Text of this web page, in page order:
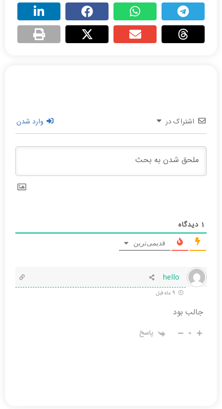
اشتراک در وارد شدن
دیدگاه
قدیمی‌ترین
hello
9 ماه قبل
جالب بود
پاسخ